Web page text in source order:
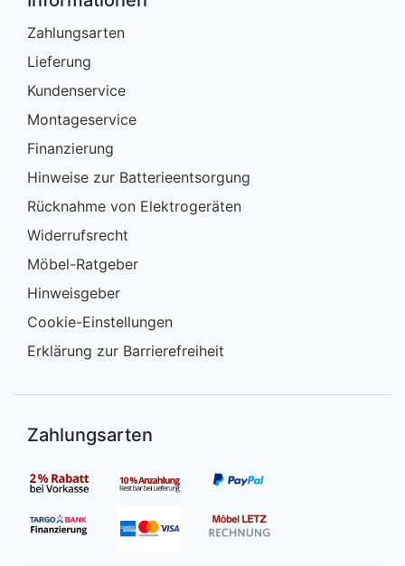
Zahlungsarten
Lieferung
Kundenservice
Montageservice
Finanzierung
Hinweise zur Batterieentsorgung
Rücknahme von Elektrogeräten
Widerrufsrecht
Möbel-Ratgeber
Hinweisgeber
Cookie-Einstellungen
Erklärung zur Barrierefreiheit
Zahlungsarten